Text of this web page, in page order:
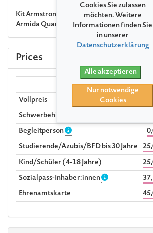
Kit Armstrong
Armida Quartett
string quartet
Prices
Vollpreis
Schwerbehinderte ab dem Grad 70%
Begleitperson
Studierende/Azubis/BFD bis 30 Jahre
Kind/Schüler (4-18 Jahre)
Sozialpass-Inhaber:innen
Ehrenamtskarte
Cookies Sie zulassen
möchten. Weitere
Informationen finden Sie
in unserer
Datenschutzerklärung
Alle akzeptieren
Nur notwendige
Cookies